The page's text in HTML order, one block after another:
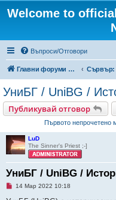
Welcome to
Въпроси/Отговори
Главни форуми на FreeUniBG.eu
УниБГ / UniBG /
Публикувай отговор
Първото непрочетено
LuD
The Sinner's Priest ;-]
УниБГ / UniBG /
Н14 Мар 2022 10:18